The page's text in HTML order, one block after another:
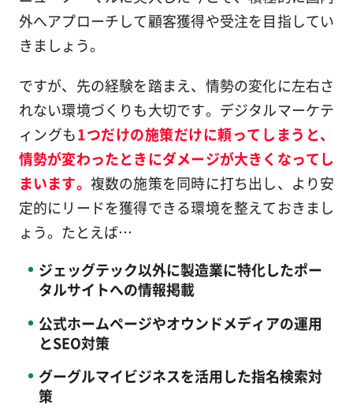
外へアプローチして顧客獲得や受注を目指してい
きましょう。
ですが、先の経験を踏まえ、情勢の変化に左右さ
れない環境づくりも大切です。デジタルマーケテ
ィングも1つだけの施策だけに頼ってしまうと、
情勢が変わったときにダメージが大きくなってし
まいます。 複数の施策を同時に打ち出し、より安
定的にリードを獲得できる環境を整えておきまし
ょう。たとえば…
ジェッグテック以外に製造業に特化したポー
タルサイトへの情報掲載
公式ホームページやオウンドメディアの運用
とSEO対策
グーグルマイビジネスを活用した指名検索対
策